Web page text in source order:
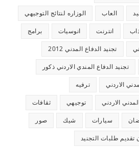
العاب الوزاره لنتائج التوجيهي
انترنت انوسيات برامج
تجنيد الدفاع المدني 2012
تجنيد الدفاع المندي الاردني ذكور
الاردني ترفيه
الاردني توجيهي ثقافات
سيارات شيك صور
تقديم طلبات التجنيد